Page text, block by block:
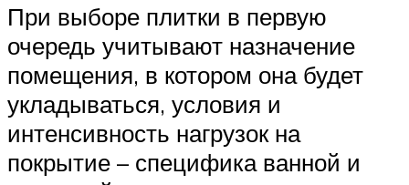
При выборе плитки в первую
очередь учитывают назначение
помещения, в котором она будет
укладываться, условия и
интенсивность нагрузок на
покрытие – специфика ванной и